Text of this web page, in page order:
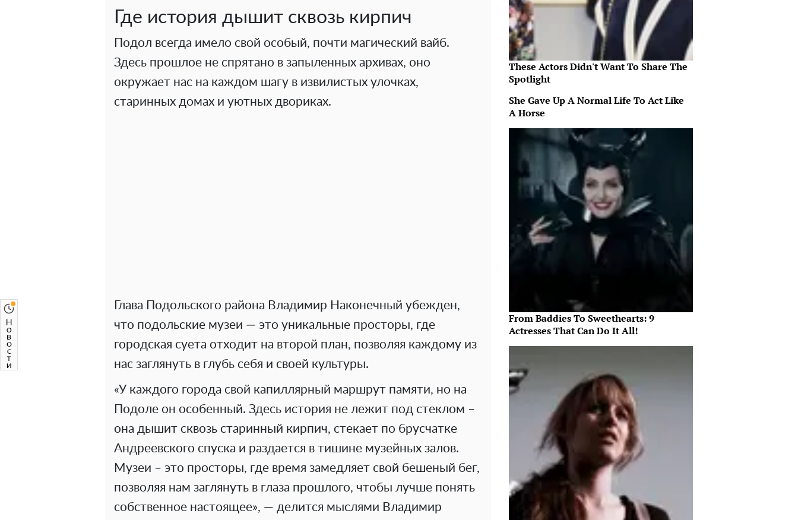
Где история дышит сквозь кирпич
Подол всегда имело свой особый, почти магический вайб.
Здесь прошлое не спрятано в запыленных архивах, оно
окружает нас на каждом шагу в извилистых улочках,
старинных домах и уютных двориках.
Глава Подольского района Владимир Наконечный убежден,
что подольские музеи — это уникальные просторы, где
городская суета отходит на второй план, позволяя каждому из
нас заглянуть в глубь себя и своей культуры.
«У каждого города свой капиллярный маршрут памяти, но на
Подоле он особенный. Здесь история не лежит под стеклом –
она дышит сквозь старинный кирпич, стекает по брусчатке
Андреевского спуска и раздается в тишине музейных залов.
Музеи – это просторы, где время замедляет свой бешеный бег,
позволяя нам заглянуть в глаза прошлого, чтобы лучше понять
собственное настоящее», — делится мыслями Владимир
These Actors Didn't Want To Share The
Spotlight
She Gave Up A Normal Life To Act Like
A Horse
From Baddies To Sweethearts: 9
Actresses That Can Do It All!